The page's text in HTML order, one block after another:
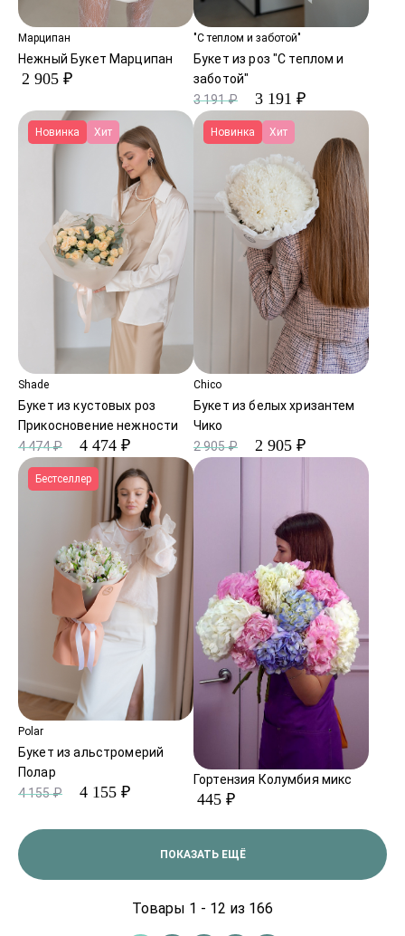
Марципан
Нежный Букет Марципан
2 905 ₽
"С теплом и заботой"
Букет из роз "С теплом и
заботой"
3 191 ₽
3 191 ₽
Новинка Хит
Shade
Букет из кустовых роз
Прикосновение нежности
4 474 ₽
4 474 ₽
Новинка Хит
Chico
Букет из белых хризантем
Чико
2 905 ₽
2 905 ₽
Бестселлер
Polar
Букет из альстромерий
Полар
4 155 ₽
4 155 ₽
Гортензия Колумбия микс
445 ₽
ПОКАЗАТЬ ЕЩЁ
Товары 1 - 12 из 166